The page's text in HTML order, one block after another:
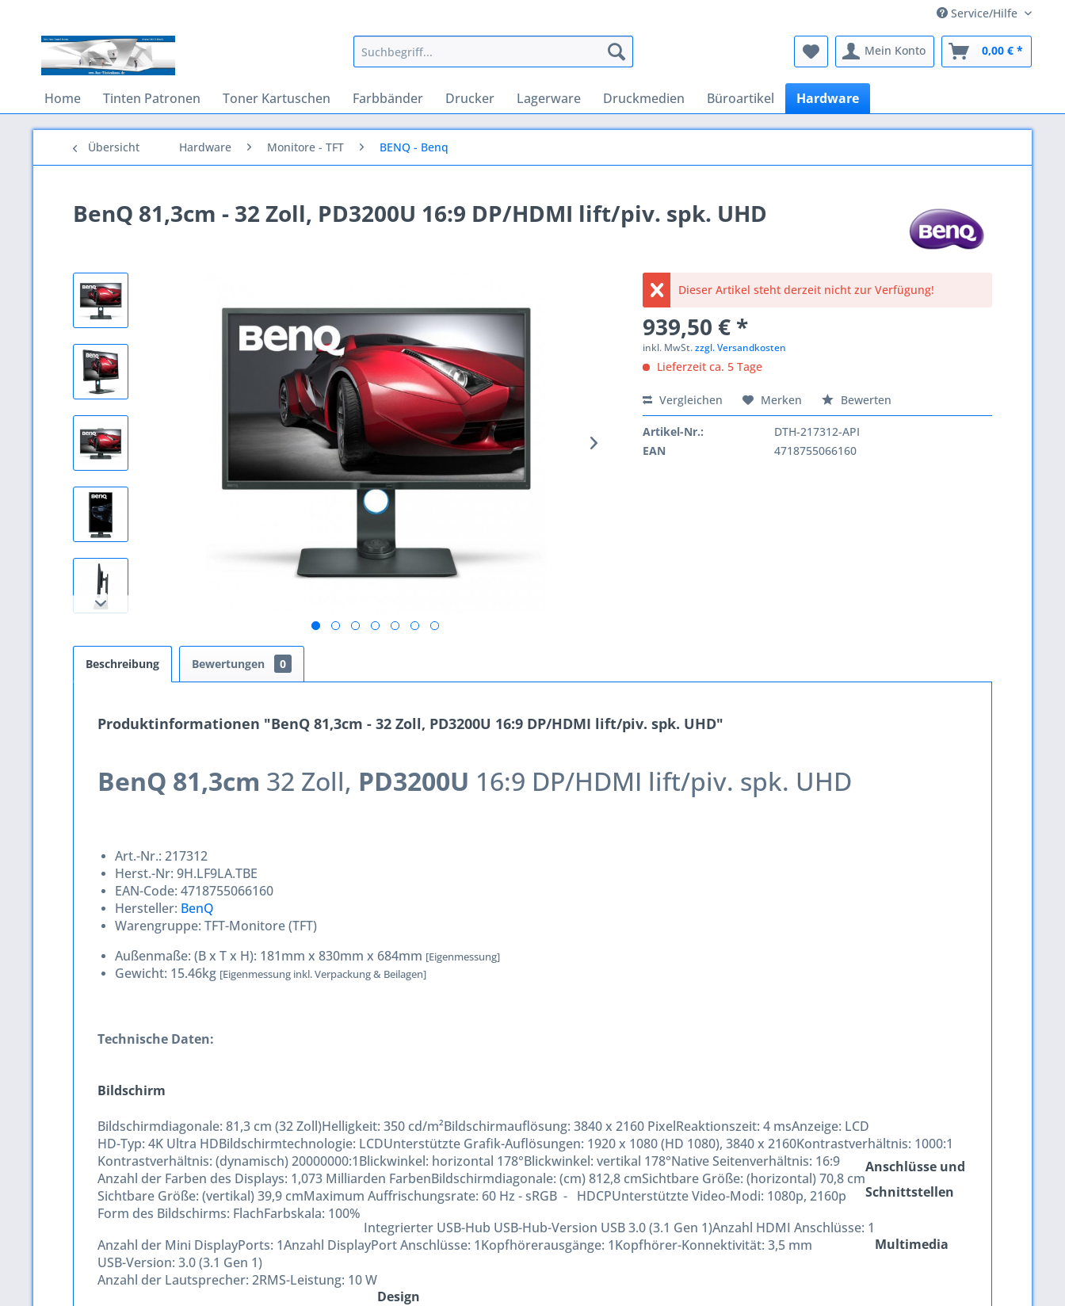
Service/Hilfe
Mein Konto 0,00 € *
Home Tinten Patronen Toner Kartuschen Farbbänder Drucker Lagerware Druckmedien Büroartikel Hardware
Übersicht Hardware Monitore - TFT BENQ - Benq
BenQ 81,3cm - 32 Zoll, PD3200U 16:9 DP/HDMI lift/piv. spk. UHD
Dieser Artikel steht derzeit nicht zur Verfügung!
939,50 € *
inkl. MwSt.zzgl. Versandkosten
Lieferzeit ca. 5 Tage
Vergleichen Merken Bewerten
Artikel-Nr.:
DTH-217312-API
EAN
4718755066160
Beschreibung Bewertungen 0
Produktinformationen "BenQ 81,3cm - 32 Zoll, PD3200U 16:9 DP/HDMI lift/piv. spk. UHD"
BenQ 81,3cm 32 Zoll, PD3200U 16:9 DP/HDMI lift/piv. spk. UHD
Art.-Nr.: 217312
Herst.-Nr: 9H.LF9LA.TBE
EAN-Code: 4718755066160
Hersteller: BenQ
Warengruppe: TFT-Monitore (TFT)
Außenmaße: (B x T x H): 181mm x 830mm x 684mm [Eigenmessung]
Gewicht: 15.46kg [Eigenmessung inkl. Verpackung & Beilagen]
Technische Daten:
Bildschirm
Bildschirmdiagonale: 81,3 cm (32 Zoll)Helligkeit: 350 cd/m²Bildschirmauflösung: 3840 x 2160 PixelReaktionszeit: 4 msAnzeige: LCD
HD-Typ: 4K Ultra HDBildschirmtechnologie: LCDUnterstützte Grafik-Auflösungen: 1920 x 1080 (HD 1080), 3840 x 2160Kontrastverhältnis: 1000:1
Kontrastverhältnis: (dynamisch)20000000:1Blickwinkel: horizontal 178°Blickwinkel: vertikal 178°Native Seitenverhältnis: 16:9
Anzahl der Farben des Displays: 1,073 Milliarden FarbenBildschirmdiagonale: (cm)812,8 cmSichtbare Größe: (horizontal)70,8 cm
Sichtbare Größe: (vertikal)39,9 cmMaximum Auffrischungsrate: 60 Hz -sRGB - HDCPUnterstützte Video-Modi: 1080p, 2160p
Form des Bildschirms: FlachFarbskala: 100%
Anschlüsse und
Schnittstellen
Integrierter USB-Hub USB-Hub-Version USB 3.0 (3.1 Gen 1)Anzahl HDMI Anschlüsse: 1
Anzahl der Mini DisplayPorts: 1Anzahl DisplayPort Anschlüsse: 1Kopfhörerausgänge: 1Kopfhörer-Konnektivität: 3,5 mm
USB-Version: 3.0 (3.1 Gen 1)
Multimedia
Anzahl der Lautsprecher: 2RMS-Leistung: 10 W
Design